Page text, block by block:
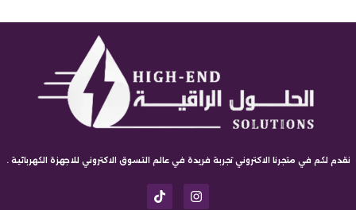
نقدم لكم في متجرنا الاكتروني تجربة فريدة في عالم التسوق الاكتروني للاجهزة الكهربائية .